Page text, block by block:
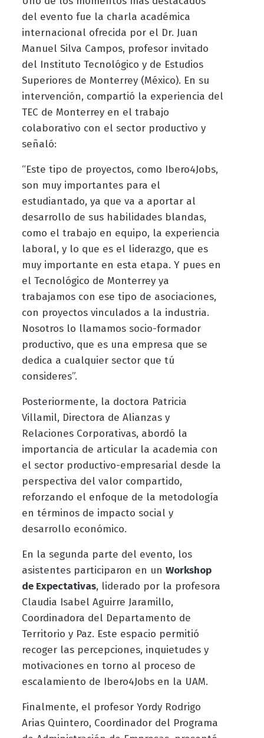
del evento fue la charla académica
internacional ofrecida por el Dr. Juan
Manuel Silva Campos, profesor invitado
del Instituto Tecnológico y de Estudios
Superiores de Monterrey (México). En su
intervención, compartió la experiencia del
TEC de Monterrey en el trabajo
colaborativo con el sector productivo y
señaló:
“Este tipo de proyectos, como Ibero4Jobs,
son muy importantes para el
estudiantado, ya que va a aportar al
desarrollo de sus habilidades blandas,
como el trabajo en equipo, la experiencia
laboral, y lo que es el liderazgo, que es
muy importante en esta etapa. Y pues en
el Tecnológico de Monterrey ya
trabajamos con ese tipo de asociaciones,
con proyectos vinculados a la industria.
Nosotros lo llamamos socio-formador
productivo, que es una empresa que se
dedica a cualquier sector que tú
consideres”.
Posteriormente, la doctora Patricia
Villamil, Directora de Alianzas y
Relaciones Corporativas, abordó la
importancia de articular la academia con
el sector productivo-empresarial desde la
perspectiva del valor compartido,
reforzando el enfoque de la metodología
en términos de impacto social y
desarrollo económico.
En la segunda parte del evento, los
asistentes participaron en un Workshop
de Expectativas, liderado por la profesora
Claudia Isabel Aguirre Jaramillo,
Coordinadora del Departamento de
Territorio y Paz. Este espacio permitió
recoger las percepciones, inquietudes y
motivaciones en torno al proceso de
escalamiento de Ibero4Jobs en la UAM.
Finalmente, el profesor Yordy Rodrigo
Arias Quintero, Coordinador del Programa